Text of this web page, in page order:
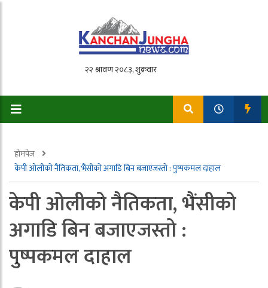
होमपेज
केपी ओलीको नैतिकता, भैंसीको अगाडि बिन बजाएजस्तो : पुष्पकमल दाहाल
केपी ओलीको नैतिकता, भैंसीको
अगाडि बिन बजाएजस्तो :
पुष्पकमल दाहाल